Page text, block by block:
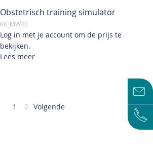
Obstetrisch training simulator
KK_MW40
Log in met je account om de prijs te
bekijken.
Lees meer
Pagina
U1 Pagina
2 Volgende